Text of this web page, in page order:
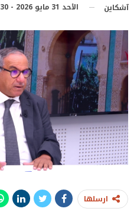
آشكاين الأحد 31 مايو 2026 - 12:30
ارسلها